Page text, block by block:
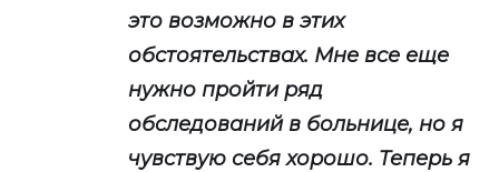
это возможно в этих
обстоятельствах. Мне все еще
нужно пройти ряд
обследований в больнице, но я
чувствую себя хорошо. Теперь я